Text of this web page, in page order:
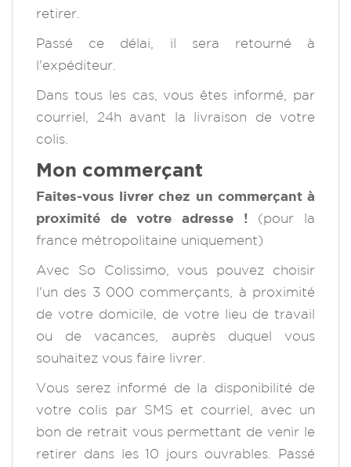
retirer.
Passé ce délai, il sera retourné à
l'expéditeur.
Dans tous les cas, vous êtes informé, par
courriel, 24h avant la livraison de votre
colis.
Mon commerçant
Faites-vous livrer chez un commerçant à
proximité de votre adresse ! (pour la
france métropolitaine uniquement)
Avec So Colissimo, vous pouvez choisir
l'un des 3 000 commerçants, à proximité
de votre domicile, de votre lieu de travail
ou de vacances, auprès duquel vous
souhaitez vous faire livrer.
Vous serez informé de la disponibilité de
votre colis par SMS et courriel, avec un
bon de retrait vous permettant de venir le
retirer dans les 10 jours ouvrables. Passé